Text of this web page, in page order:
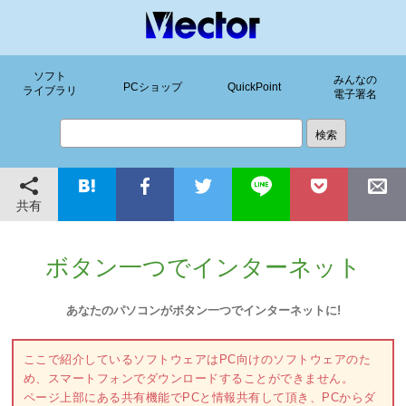
ソフト
ライブラリ
PCショップ QuickPoint
みんなの
電子署名
共有
ボタン一つでインターネット
あなたのパソコンがボタン一つでインターネットに!
ここで紹介しているソフトウェアはPC向けのソフトウェアのた
め、スマートフォンでダウンロードすることができません。
ページ上部にある共有機能でPCと情報共有して頂き、PCからダ